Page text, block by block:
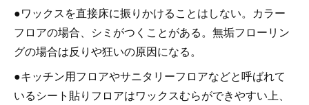
●ワックスを直接床に振りかけることはしない。カラー
フロアの場合、シミがつくことがある。無垢フローリン
グの場合は反りや狂いの原因になる。
●キッチン用フロアやサニタリーフロアなどと呼ばれて
いるシート貼りフロアはワックスむらができやすい上、